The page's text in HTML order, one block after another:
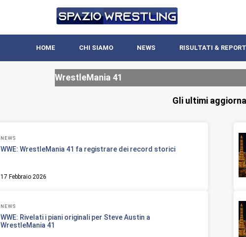
HOME CHI SIAMO NEWS RISULTATI & REPORT
WrestleMania 41
Gli ultimi
NEWS
WWE: WrestleMania 41 fa registrare dei record storici
17 Febbraio 2026
NEWS
WWE: Rivelati i piani originali per Steve Austin a
WrestleMania 41